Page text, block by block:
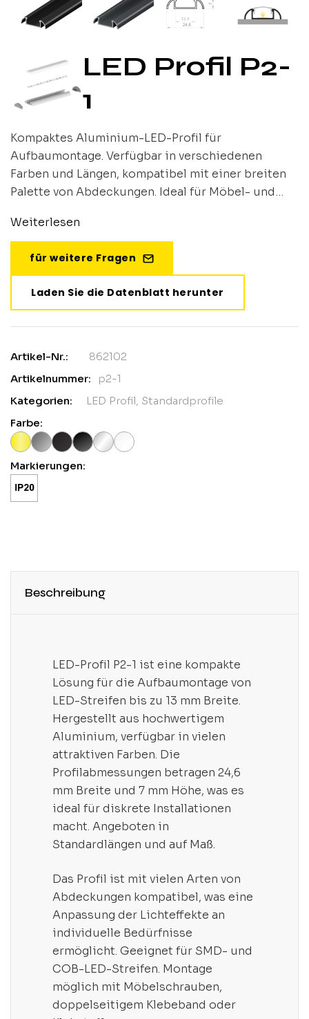
LED Profil P2-
1
Kompaktes Aluminium-LED-Profil für
Aufbaumontage. Verfügbar in verschiedenen
Farben und Längen, kompatibel mit einer breiten
Palette von Abdeckungen. Ideal für Möbel- und
Weiterlesen
für weitere Fragen
Laden Sie die Datenblatt herunter
Artikel-Nr.:
862102
Artikelnummer:
p2-1
Kategorien:
LED Profil, Standardprofile
Farbe:
Markierungen:
Beschreibung
LED-Profil P2-1 ist eine kompakte
Lösung für die Aufbaumontage von
LED-Streifen bis zu 13 mm Breite.
Hergestellt aus hochwertigem
Aluminium, verfügbar in vielen
attraktiven Farben. Die
Profilabmessungen betragen 24,6
mm Breite und 7 mm Höhe, was es
ideal für diskrete Installationen
macht. Angeboten in
Standardlängen und auf Maß.
Das Profil ist mit vielen Arten von
Abdeckungen kompatibel, was eine
Anpassung der Lichteffekte an
individuelle Bedürfnisse
ermöglicht. Geeignet für SMD- und
COB-LED-Streifen. Montage
möglich mit Möbelschrauben,
doppelseitigem Klebeband oder